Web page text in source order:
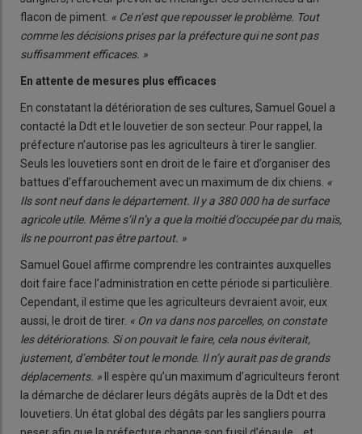
flacon de piment. « Ce n’est que repousser le problème. Tout
comme les décisions prises par la préfecture qui ne sont pas
suffisamment efficaces. »
En attente de mesures plus efficaces
En constatant la détérioration de ses cultures, Samuel Gouel a
contacté la Ddt et le louvetier de son secteur. Pour rappel, la
préfecture n’autorise pas les agriculteurs à tirer le sanglier.
Seuls les louvetiers sont en droit de le faire et d’organiser des
battues d’effarouchement avec un maximum de dix chiens. «
Ils sont neuf dans le département. Il y a 380 000 ha de surface
agricole utile. Même s’il n’y a que la moitié d’occupée par du maïs,
ils ne pourront pas être partout. »
Samuel Gouel affirme comprendre les contraintes auxquelles
doit faire face l’administration en cette période si particulière.
Cependant, il estime que les agriculteurs devraient avoir, eux
aussi, le droit de tirer. « On va dans nos parcelles, on constate
les détériorations. Si on pouvait le faire, cela nous éviterait,
justement, d’embêter tout le monde. Il n’y aurait pas de grands
déplacements. » Il espère qu’un maximum d’agriculteurs feront
la démarche de déclarer leurs dégâts auprès de la Ddt et des
louvetiers. Un état global des dégâts par les sangliers pourra